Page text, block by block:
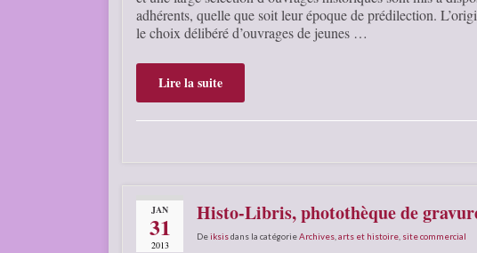
adhérents, quelle que soit leur époque de prédilection.
le choix délibéré d’ouvrages de jeunes …
Lire la suite
JAN
31
2013
Histo-Libris, photothèque de
Deiksisdans la catégorieArchives,arts et histoire, site commercial